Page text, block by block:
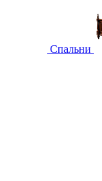
Спальни